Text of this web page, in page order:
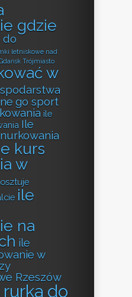
gdzie
do
letniskowe nad
Trójmiasto
w
go sport
ile
Ile
kurs
w
ile
na
ile
w
Rzeszów
rurka do